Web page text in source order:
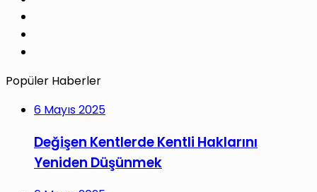
Popüler Haberler
6 Mayıs 2025
Değişen Kentlerde Kentli Haklarını
Yeniden Düşünmek